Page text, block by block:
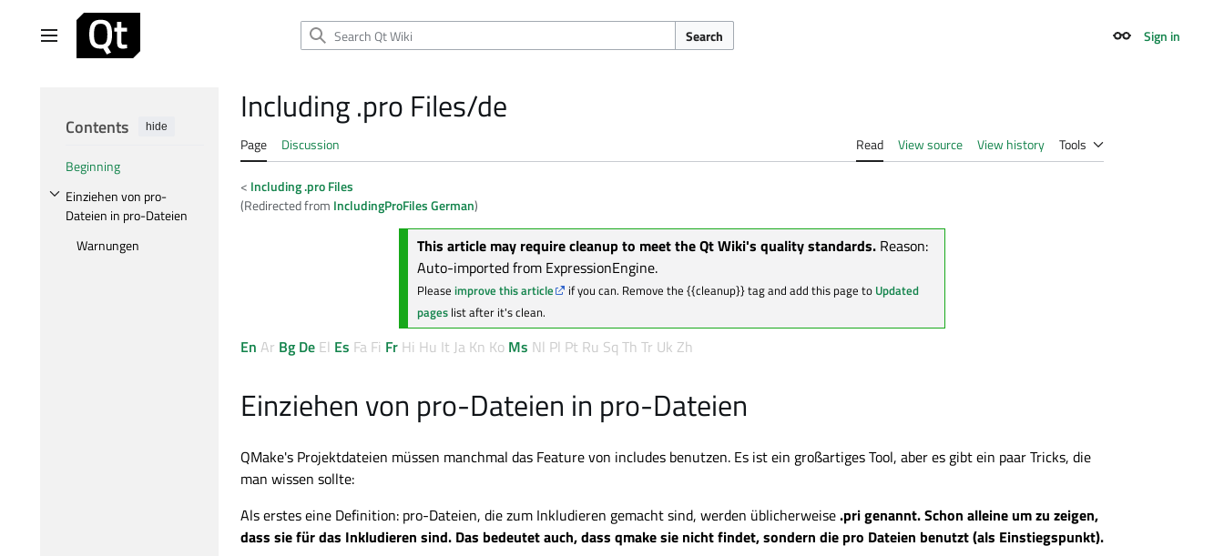
Main menu Search Appearance
Sign in
Contents hide
Beginning
Einziehen von pro-
Dateien in pro-Dateien
Toggle Einziehen von pro-Dateien in pro-Dateien subsection
Warnungen
Including .pro Files/de
Page Discussion Read View source View history Tools
< Including .pro Files
(Redirected from IncludingProFiles German)
This article may require cleanup to meet the Qt Wiki's quality standards. Reason:
Auto-imported from ExpressionEngine.
Please improve this article if you can. Remove the {{cleanup}} tag and add this page to Updated
pages list after it's clean.
En Ar Bg De El Es Fa Fi Fr Hi Hu It Ja Kn Ko Ms Nl Pl Pt Ru Sq Th Tr Uk Zh
Einziehen von pro-Dateien in pro-Dateien
QMake's Projektdateien müssen manchmal das Feature von includes benutzen. Es ist ein großartiges Tool, aber es gibt ein paar Tricks, die
man wissen sollte:
Als erstes eine Definition: pro-Dateien, die zum Inkludieren gemacht sind, werden üblicherweise.pri genannt. Schon alleine um zu zeigen,
dass sie für das Inkludieren sind. Das bedeutet auch, dass qmake sie nicht findet, sondern die pro Dateien benutzt (als Einstiegspunkt).